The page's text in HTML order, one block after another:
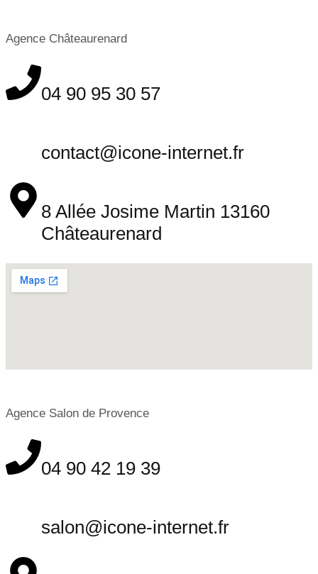
Agence Châteaurenard
04 90 95 30 57
contact@icone-internet.fr
8 Allée Josime Martin 13160
Châteaurenard
Agence Salon de Provence
04 90 42 19 39
salon@icone-internet.fr